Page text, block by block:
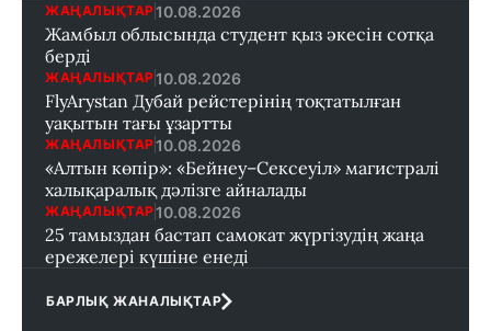
ЖАҢАЛЫҚТАР10.08.2026
Жамбыл облысында студент қыз әкесін сотқа
берді
ЖАҢАЛЫҚТАР10.08.2026
FlyArystan Дубай рейстерінің тоқтатылған
уақытын тағы ұзартты
ЖАҢАЛЫҚТАР10.08.2026
«Алтын көпір»: «Бейнеу–Сексеуіл» магистралі
халықаралық дәлізге айналады
ЖАҢАЛЫҚТАР10.08.2026
25 тамыздан бастап самокат жүргізудің жаңа
ережелері күшіне енеді
БАРЛЫҚ ЖАНАЛЫҚТАР